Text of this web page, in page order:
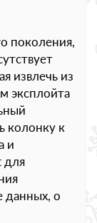
поколения,
извлечь из
эксплойта
колонку к
и
для
данных, о